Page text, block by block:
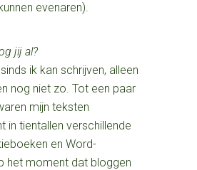
evenaren).
jij al?
ik kan schrijven, alleen
nog niet zo. Tot een paar
mijn teksten
in tientallen verschillende
en Word-
het moment dat bloggen